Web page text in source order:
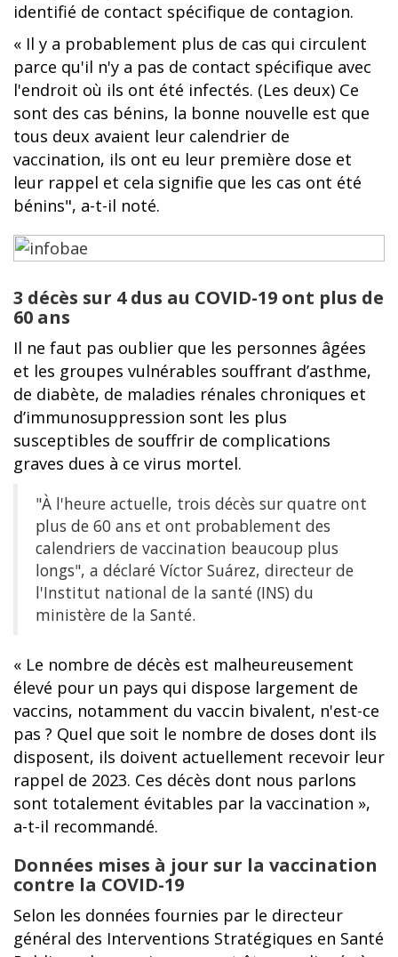
identifié de contact spécifique de contagion.
« Il y a probablement plus de cas qui circulent
parce qu'il n'y a pas de contact spécifique avec
l'endroit où ils ont été infectés. (Les deux) Ce
sont des cas bénins, la bonne nouvelle est que
tous deux avaient leur calendrier de
vaccination, ils ont eu leur première dose et
leur rappel et cela signifie que les cas ont été
bénins", a-t-il noté.
3 décès sur 4 dus au COVID-19 ont plus de
60 ans
Il ne faut pas oublier que les personnes âgées
et les groupes vulnérables souffrant d’asthme,
de diabète, de maladies rénales chroniques et
d’immunosuppression sont les plus
susceptibles de souffrir de complications
graves dues à ce virus mortel.
"À l'heure actuelle, trois décès sur quatre ont
plus de 60 ans et ont probablement des
calendriers de vaccination beaucoup plus
longs", a déclaré Víctor Suárez, directeur de
l'Institut national de la santé (INS) du
ministère de la Santé.
« Le nombre de décès est malheureusement
élevé pour un pays qui dispose largement de
vaccins, notamment du vaccin bivalent, n'est-ce
pas ? Quel que soit le nombre de doses dont ils
disposent, ils doivent actuellement recevoir leur
rappel de 2023. Ces décès dont nous parlons
sont totalement évitables par la vaccination »,
a-t-il recommandé.
Données mises à jour sur la vaccination
contre la COVID-19
Selon les données fournies par le directeur
général des Interventions Stratégiques en Santé